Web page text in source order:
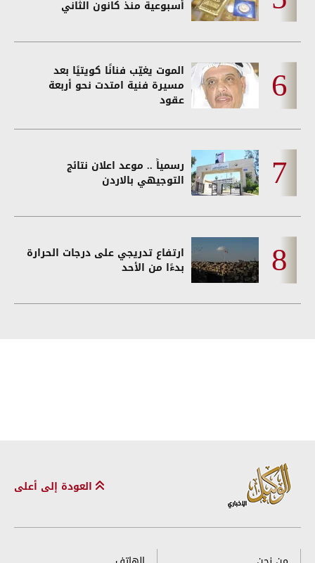
أسبوعية منذ كانون الثاني
الموت يغيّب فنانًا كويتيًا بعد
مسيرة فنية امتدت نحو أربعة
عقود
رسمياً .. موعد اعلان نتائج
التوجيهي بالاردن
ارتفاع تدريجي على درجات الحرارة
بدءًا من الأحد
العودة إلى أعلى